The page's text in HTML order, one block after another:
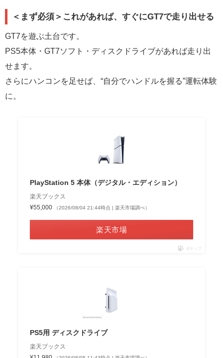
＜まず必須＞これがあれば、すぐにGT7で走り出せる
GT7を遊ぶ土台です。
PS5本体・GT7ソフト・ディスクドライブがあれば走り出
せます。
さらにハンコンを足せば、“自分でハンドルを握る”運転体験
に。
PlayStation 5 本体（デジタル・エディション）
楽天ブックス
¥55,000
（2026/08/04 21:44時点 | 楽天市場調べ）
楽天市場
ポチップ
PS5用 ディスクドライブ
楽天ブックス